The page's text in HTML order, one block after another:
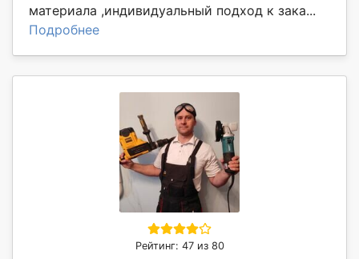
материала ,индивидуальный подход к зака...
Подробнее
Рейтинг: 47 из 80